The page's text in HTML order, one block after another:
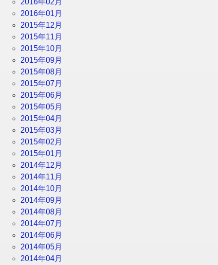
2016年01月
2015年12月
2015年11月
2015年10月
2015年09月
2015年08月
2015年07月
2015年06月
2015年05月
2015年04月
2015年03月
2015年02月
2015年01月
2014年12月
2014年11月
2014年10月
2014年09月
2014年08月
2014年07月
2014年06月
2014年05月
2014年04月